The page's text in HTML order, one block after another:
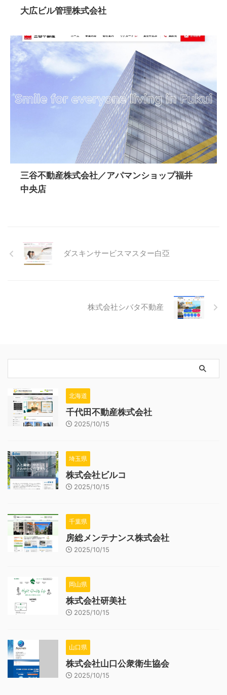
大広ビル管理株式会社
三谷不動産株式会社／アパマンショップ福井
中央店
ダスキンサービスマスター白亞
株式会社シバタ不動産
北海道
千代田不動産株式会社
2025/10/15
埼玉県
株式会社ビルコ
2025/10/15
千葉県
房総メンテナンス株式会社
2025/10/15
岡山県
株式会社研美社
2025/10/15
山口県
株式会社山口公衆衛生協会
2025/10/15